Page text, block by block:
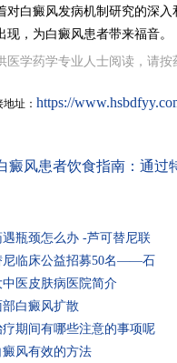
对白癜风发病机制研究的深
现，为白癜风患者带来福音。
医学药学专业人士阅读，请
址： https://
癜风患者饮食指南：通过
瓶颈怎么办 -芦可替尼联
尼临床公益招募50名——石
医皮肤病医院简介
白癜风扩散
期间有哪些注意的事项呢
风有效的方法